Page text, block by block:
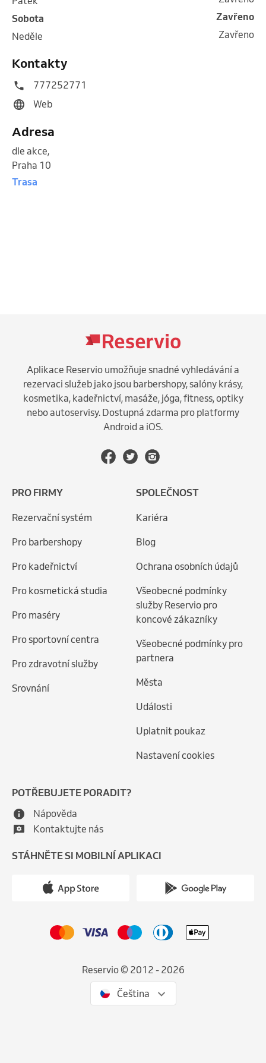
sobota
Zavřeno
neděle
Zavřeno
Kontakty
777252771
Web
Adresa
dle akce,
Praha 10
Trasa
Aplikace Reservio umožňuje snadné vyhledávání a
rezervaci služeb jako jsou barbershopy, salóny krásy,
kosmetika, kadeřnictví, masáže, jóga, fitness, optiky
nebo autoservisy. Dostupná zdarma pro platformy
Android a iOS.
PRO FIRMY
Rezervační systém
Pro barbershopy
Pro kadeřnictví
Pro kosmetická studia
Pro maséry
Pro sportovní centra
Pro zdravotní služby
Srovnání
SPOLEČNOST
Kariéra
Blog
Ochrana osobních údajů
Všeobecné podmínky
služby Reservio pro
koncové zákazníky
Všeobecné podmínky pro
partnera
Města
Události
Uplatnit poukaz
Nastavení cookies
POTŘEBUJETE PORADIT?
Nápověda
Kontaktujte nás
STÁHNĚTE SI MOBILNÍ APLIKACI
Reservio © 2012 - 2026
Čeština